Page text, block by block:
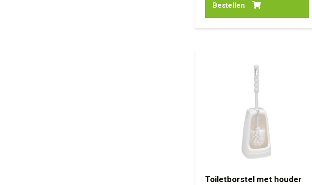
Bestellen
Toiletborstel met houder